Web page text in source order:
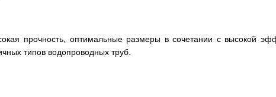
прочность, оптимальные размеры в сочетании с высокой
типов водопроводных труб.